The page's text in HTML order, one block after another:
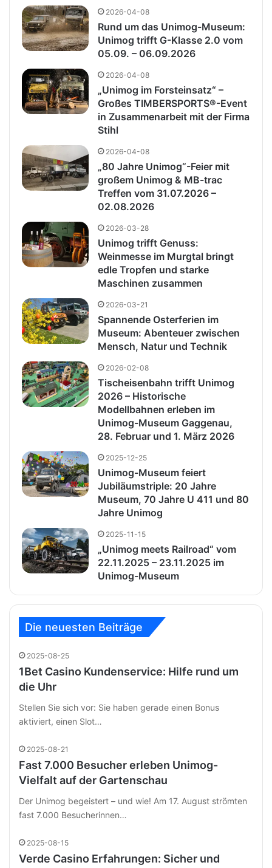
2026-04-08
Rund um das Unimog-Museum:
Unimog trifft G-Klasse 2.0 vom
05.09. – 06.09.2026
2026-04-08
„Unimog im Forsteinsatz“ –
Großes TIMBERSPORTS®-Event
in Zusammenarbeit mit der Firma
Stihl
2026-04-08
„80 Jahre Unimog“-Feier mit
großem Unimog & MB-trac
Treffen vom 31.07.2026 –
02.08.2026
2026-03-28
Unimog trifft Genuss:
Weinmesse im Murgtal bringt
edle Tropfen und starke
Maschinen zusammen
2026-03-21
Spannende Osterferien im
Museum: Abenteuer zwischen
Mensch, Natur und Technik
2026-02-08
Tischeisenbahn trifft Unimog
2026 – Historische
Modellbahnen erleben im
Unimog-Museum Gaggenau,
28. Februar und 1. März 2026
2025-12-25
Unimog-Museum feiert
Jubiläumstriple: 20 Jahre
Museum, 70 Jahre U 411 und 80
Jahre Unimog
2025-11-15
„Unimog meets Railroad“ vom
22.11.2025 – 23.11.2025 im
Unimog-Museum
Die neuesten Beiträge
2025-08-25
1Bet Casino Kundenservice: Hilfe rund um
die Uhr
Stellen Sie sich vor: Sie haben gerade einen Bonus
aktiviert, einen Slot…
2025-08-21
Fast 7.000 Besucher erleben Unimog-
Vielfalt auf der Gartenschau
Der Unimog begeistert – und wie! Am 17. August strömten
fast 7.000 Besucherinnen…
2025-08-15
Verde Casino Erfahrungen: Sicher und